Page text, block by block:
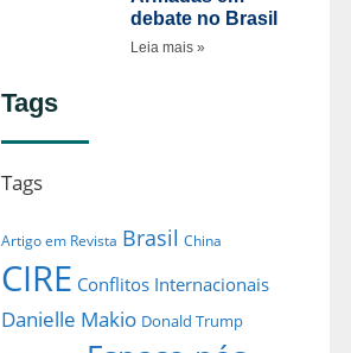
debate no Brasil
Leia mais »
Tags
Tags
Artigo em Revista Brasil China
CIRE Conflitos Internacionais
Danielle Makio Donald Trump